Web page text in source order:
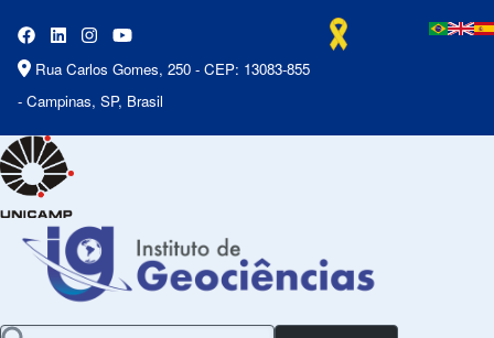
Rua Carlos Gomes, 250 - CEP: 13083-855
- Campinas, SP, Brasil